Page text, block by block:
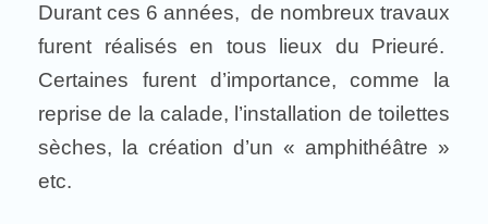
Durant ces 6 années, de nombreux travaux
furent réalisés en tous lieux du Prieuré.
Certaines furent d’importance, comme la
reprise de la calade, l’installation de toilettes
sèches, la création d’un « amphithéâtre »
etc.